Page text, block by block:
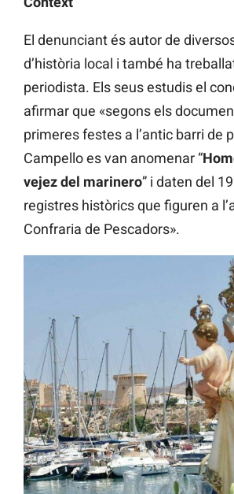
El denunciant és autor de
d’història local i també ha
periodista. Els seus estudis el
afirmar que «segons els
primeres festes a l’antic barri de
Campello es van anomenar “
vejez del marinero” i daten del
registres històrics que figuren a
Confraria de Pescadors».